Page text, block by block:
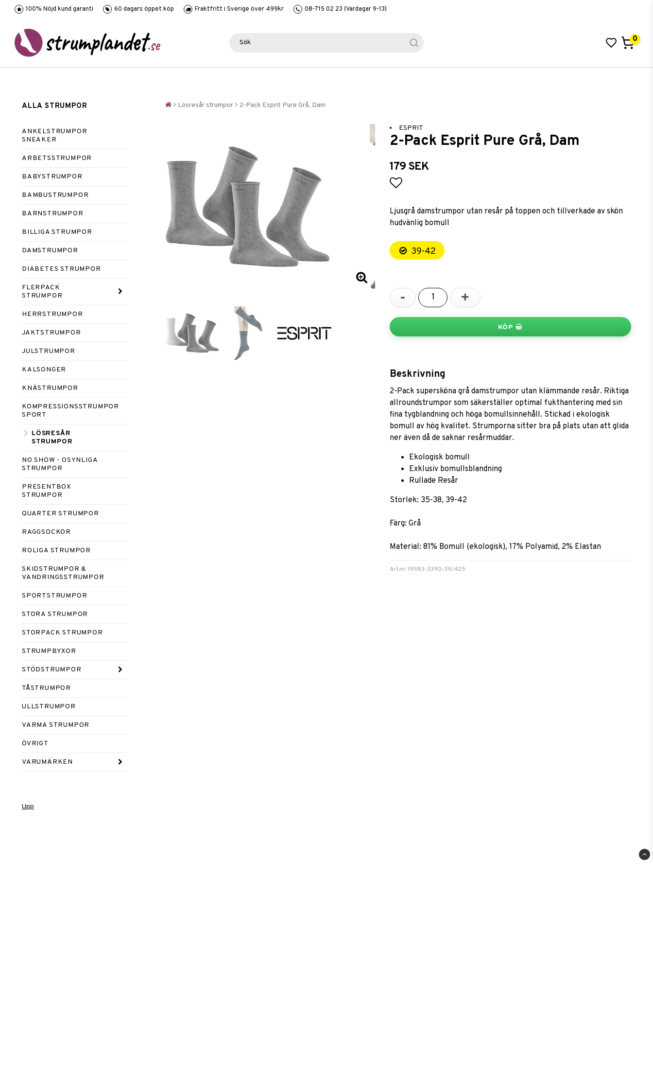
100% Nöjd kund garanti 60 dagars öppet köp Fraktfritt i Sverige över 499kr 08-715 02 23 (Vardagar 9-13)
0
ALLA STRUMPOR
ANKELSTRUMPOR
SNEAKER
ARBETSSTRUMPOR
BABYSTRUMPOR
BAMBUSTRUMPOR
BARNSTRUMPOR
BILLIGA STRUMPOR
DAMSTRUMPOR
DIABETES STRUMPOR
FLERPACK
STRUMPOR
HERRSTRUMPOR
JAKTSTRUMPOR
JULSTRUMPOR
KALSONGER
KNÄSTRUMPOR
KOMPRESSIONSSTRUMPOR
SPORT
LÖSRESÅR
STRUMPOR
NO SHOW - OSYNLIGA
STRUMPOR
PRESENTBOX
STRUMPOR
QUARTER STRUMPOR
RAGGSOCKOR
ROLIGA STRUMPOR
SKIDSTRUMPOR &
VANDRINGSSTRUMPOR
SPORTSTRUMPOR
STORA STRUMPOR
STORPACK STRUMPOR
STRUMPBYXOR
STÖDSTRUMPOR
TÅSTRUMPOR
ULLSTRUMPOR
VARMA STRUMPOR
ÖVRIGT
VARUMÄRKEN
Upp
Lösresår strumpor 2-Pack Esprit Pure Grå, Dam
ESPRIT
2-Pack Esprit Pure Grå, Dam
179 SEK
Ljusgrå damstrumpor utan resår på toppen och tillverkade av skön
hudvänlig bomull
39-42
- +
KÖP
Beskrivning
Art.nr: 19583-3390-39/425
2-Pack supersköna grå damstrumpor utan klämmande resår. Riktiga
allroundstrumpor som säkerställer optimal fukthantering med sin
fina tygblandning och höga bomullsinnehåll. Stickad i ekologisk
bomull av hög kvalitet. Strumporna sitter bra på plats utan att glida
ner även då de saknar resårmuddar.
Ekologisk bomull
Exklusiv bomullsblandning
Rullade Resår
Storlek: 35-38, 39-42
Färg: Grå
Material: 81% Bomull (ekologisk), 17% Polyamid, 2% Elastan